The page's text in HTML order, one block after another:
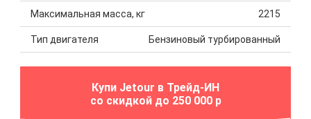
Максимальная масса, кг 2215
Тип двигателя Бензиновый турбированный
Купи Jetour в Трейд-ИН
со скидкой до 250 000 р